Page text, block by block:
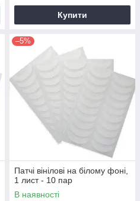
Купити
–5%
Патчі вінілові на білому фоні,
1 лист - 10 пар
В наявності